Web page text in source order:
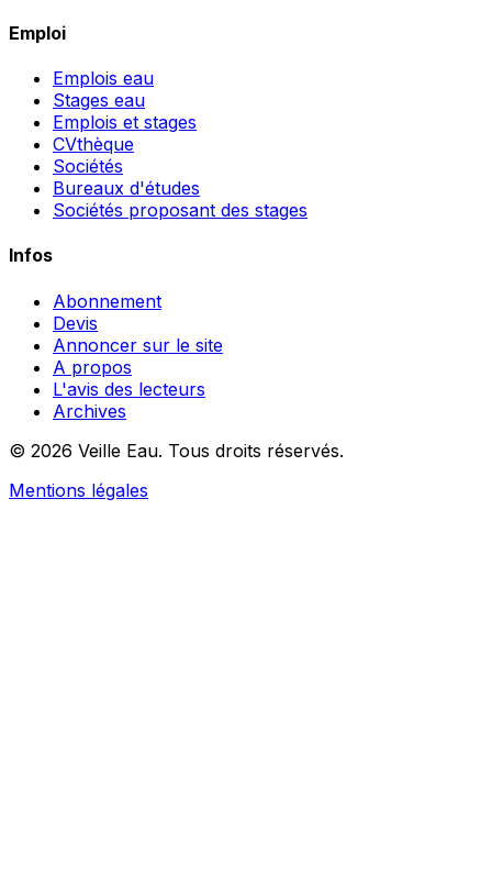
Emploi
Emplois eau
Stages eau
Emplois et stages
CVthèque
Sociétés
Bureaux d'études
Sociétés proposant des stages
Infos
Abonnement
Devis
Annoncer sur le site
A propos
L'avis des lecteurs
Archives
© 2026 Veille Eau. Tous droits réservés.
Mentions légales